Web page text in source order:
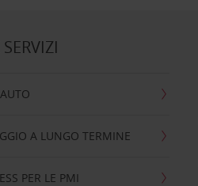
A LUNGO TERMINE
PER LE PMI